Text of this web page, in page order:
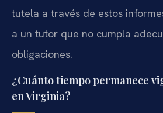
tutela a través de estos
a un tutor que no cumpla
obligaciones.
¿Cuánto tiempo permanece
en Virginia?